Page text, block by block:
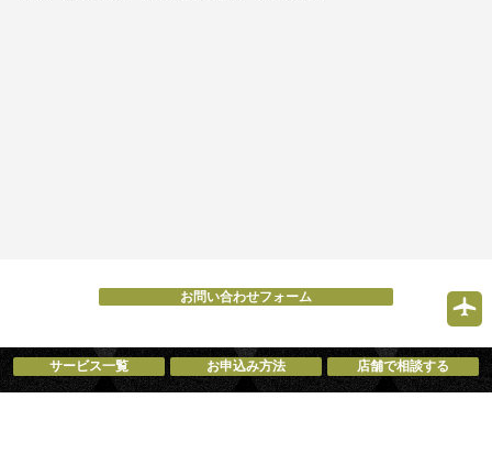
お問い合わせフォーム
サービス一覧 お申込み方法 店舗で相談する